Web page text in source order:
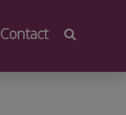
Contact